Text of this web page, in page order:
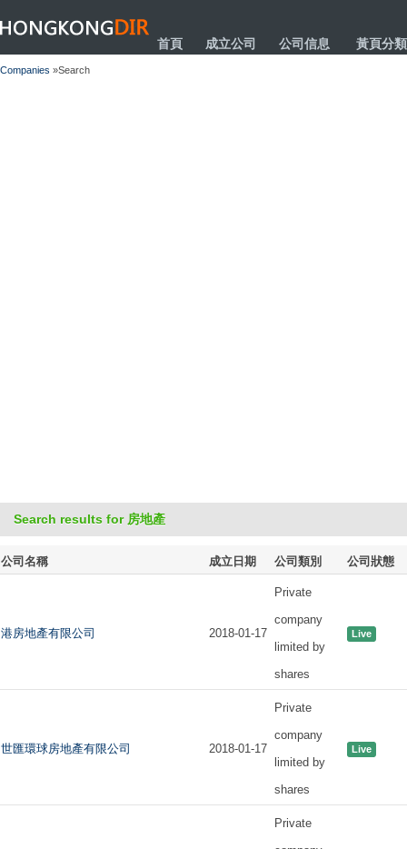
HONGKONGDIR
首頁 成立公司 公司信息 黃頁分類
Companies »Search
Search results for 房地產
公司名稱 成立日期 公司類別 公司狀態
港房地產有限公司 2018-01-17
Private
company
limited by
shares
Live
世匯環球房地產有限公司 2018-01-17
Private
company
limited by
shares
Live
Private